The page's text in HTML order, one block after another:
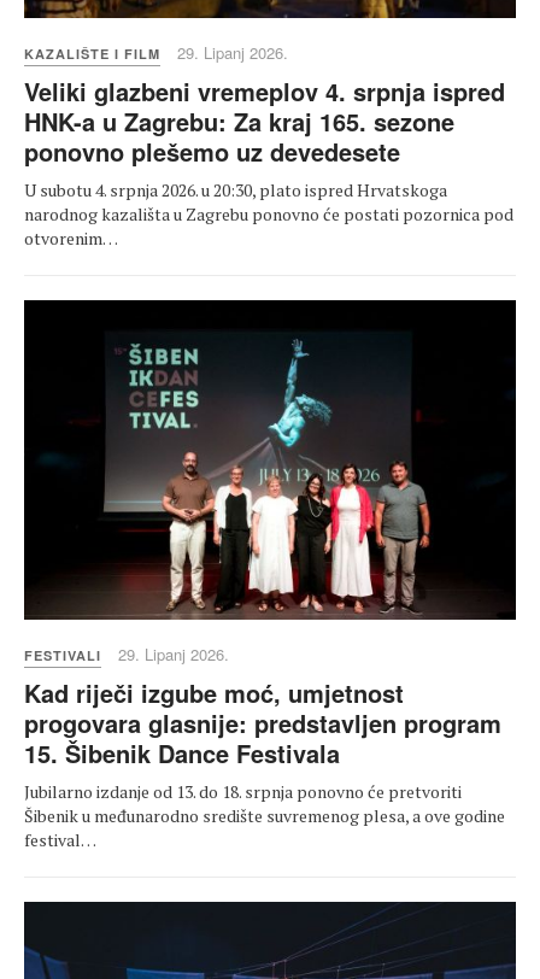
KAZALIŠTE I FILM 29. Lipanj 2026.
Veliki glazbeni vremeplov 4. srpnja ispred
HNK-a u Zagrebu: Za kraj 165. sezone
ponovno plešemo uz devedesete
U subotu 4. srpnja 2026. u 20:30, plato ispred Hrvatskoga
narodnog kazališta u Zagrebu ponovno će postati pozornica pod
otvorenim…
FESTIVALI 29. Lipanj 2026.
Kad riječi izgube moć, umjetnost
progovara glasnije: predstavljen program
15. Šibenik Dance Festivala
Jubilarno izdanje od 13. do 18. srpnja ponovno će pretvoriti
Šibenik u međunarodno središte suvremenog plesa, a ove godine
festival…